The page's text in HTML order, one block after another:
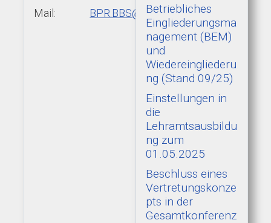
Mail:
BPR.BBS@add.rlp.de
Betriebliches
Eingliederungsma
nagement (BEM)
und
Wiedereingliederu
ng (Stand 09/25)
Einstellungen in
die
Lehramtsausbildu
ng zum
01.05.2025
Beschluss eines
Vertretungskonze
pts in der
Gesamtkonferenz